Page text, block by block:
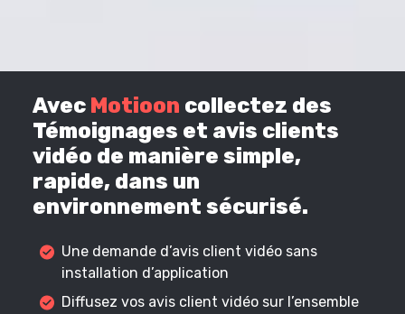
Avec Motioon collectez des
Témoignages et avis clients
vidéo de manière simple,
rapide, dans un
environnement sécurisé.
Une demande d’avis client vidéo sans
installation d’application
Diffusez vos avis client vidéo sur l’ensemble